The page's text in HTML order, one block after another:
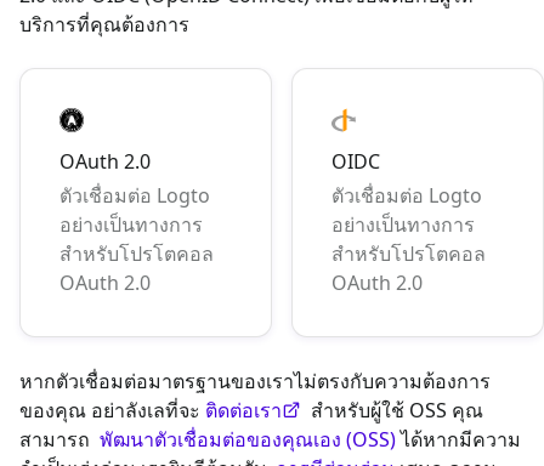
บริการที่คุณต้องการ
OAuth 2.0
ตัวเชื่อมต่อ Logto
อย่างเป็นทางการ
สำหรับโปรโตคอล
OAuth 2.0
OIDC
ตัวเชื่อมต่อ Logto
อย่างเป็นทางการ
สำหรับโปรโตคอล
OAuth 2.0
หากตัวเชื่อมต่อมาตรฐานของเราไม่ตรงกับความต้องการ
ของคุณ อย่าลังเลที่จะ ติดต่อเรา
สำหรับผู้ใช้ OSS คุณ
สามารถ พัฒนาตัวเชื่อมต่อของคุณเอง (OSS)ได้หากมีความ